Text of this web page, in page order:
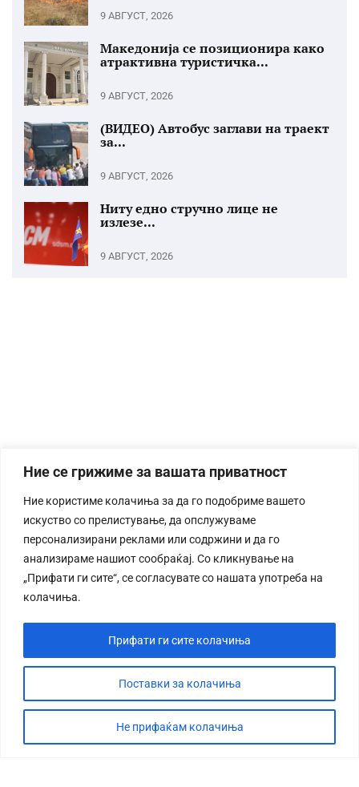
Ние се грижиме за вашата приватност
Ние користиме колачиња за да го подобриме вашето
искуство со прелистување, да опслужуваме
персонализирани реклами или содржини и да го
анализираме нашиот сообраќај. Со кликнување на
„Прифати ги сите“, се согласувате со нашата употреба на
колачиња.
Поставки за колачиња
Не прифаќам колачиња
Прифати ги сите колачиња
9 АВГУСТ, 2026
Македонија се позиционира како
атрактивна туристичка...
9 АВГУСТ, 2026
(ВИДЕО) Автобус заглави на траект
за...
9 АВГУСТ, 2026
Ниту едно стручно лице не
излезе...
9 АВГУСТ, 2026